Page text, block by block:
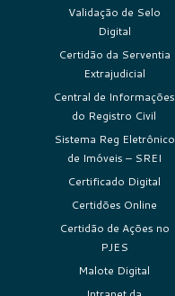
Validação de Selo
Digital
Certidão da Serventia
Extrajudicial
Central de Informações
do Registro Civil
Sistema Reg Eletrônico
de Imóveis – SREI
Certificado Digital
Certidões Online
Certidão de Ações no
PJES
Malote Digital